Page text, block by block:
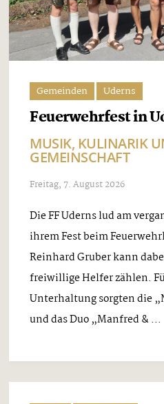
Gemeinden Uderns
Feuerwehrfest in
MUSIK, KULINARIK
GEMEINSCHAFT
Freitag, 7. August 2026
Die FF Uderns lud am
ihrem Fest beim
Reinhard Gruber kann
freiwillige Helfer zählen.
Unterhaltung sorgten die
und das Duo „Manfred & ...